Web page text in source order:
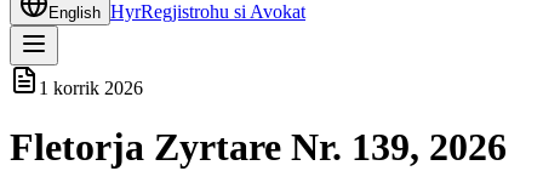
English HyrRegjistrohu si Avokat
1 korrik 2026
Fletorja Zyrtare Nr. 139, 2026